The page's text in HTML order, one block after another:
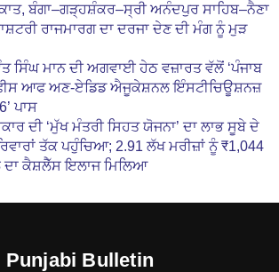
ਬੰਗਾ–ਗੜ੍ਹਸ਼ੰਕਰ–ਸ੍ਰੀ ਅਨੰਦਪੁਰ ਸਾਹਿਬ–ਨੈਣਾ
ਰਾਜਮਾਰਗ ਦਾ ਦਰਜਾ ਦੇਣ ਦੀ ਮੰਗ ਨੂੰ ਮੁੜ
ਸਿੰਘ ਮਾਨ ਦੀ ਅਗਵਾਈ ਹੇਠ ਵਜ਼ਾਰਤ ਵੱਲੋਂ ‘ਪੰਜਾਬ
ਆਫ ਅਣ-ਏਡਿਡ ਐਜੂਕੇਸ਼ਨਲ ਇੰਸਟੀਚਿਊਸ਼ਨਜ਼
ਪਾਸ
ਦੀ ‘ਮੁੱਖ ਮੰਤਰੀ ਸਿਹਤ ਯੋਜਨਾ’ ਦਾ ਲਾਭ ਸੂਬੇ ਦੇ
ਤੱਕ ਪਹੁੰਚਿਆ; 2.91 ਲੱਖ ਮਰੀਜ਼ਾਂ ਨੂੰ ₹1,044
ਕੈਸ਼ਲੈੱਸ ਇਲਾਜ ਮਿਲਿਆ
Punjabi Bulletin